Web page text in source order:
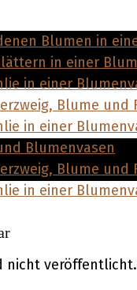
nicht veröffentlicht.